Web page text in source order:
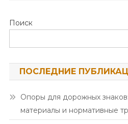
Поиск
ПОСЛЕДНИЕ
Опоры для дорожных
материалы и нормативные